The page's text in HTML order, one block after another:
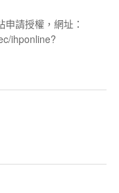
請授權，網址：
ihponline?